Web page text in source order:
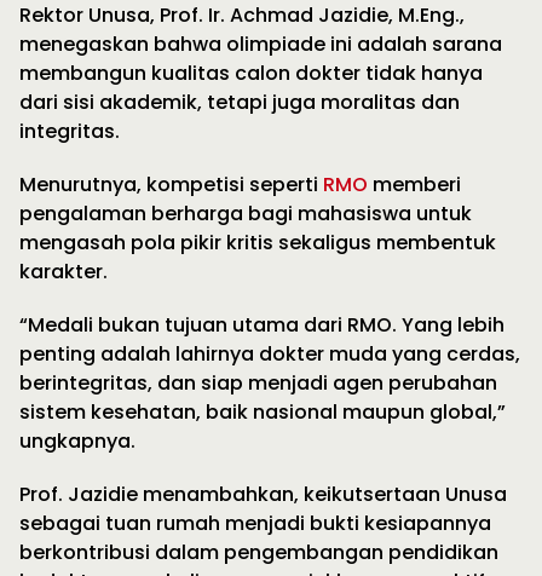
Rektor Unusa, Prof. Ir. Achmad Jazidie, M.Eng.,
menegaskan bahwa olimpiade ini adalah sarana
membangun kualitas calon dokter tidak hanya
dari sisi akademik, tetapi juga moralitas dan
integritas.
Menurutnya, kompetisi seperti RMO memberi
pengalaman berharga bagi mahasiswa untuk
mengasah pola pikir kritis sekaligus membentuk
karakter.
“Medali bukan tujuan utama dari RMO. Yang lebih
penting adalah lahirnya dokter muda yang cerdas,
berintegritas, dan siap menjadi agen perubahan
sistem kesehatan, baik nasional maupun global,”
ungkapnya.
Prof. Jazidie menambahkan, keikutsertaan Unusa
sebagai tuan rumah menjadi bukti kesiapannya
berkontribusi dalam pengembangan pendidikan